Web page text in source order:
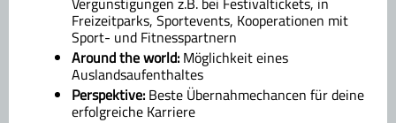
Freizeitparks, Sportevents, Kooperationen mit
Sport- und Fitnesspartnern
Around the world: Möglichkeit eines
Auslandsaufenthaltes
Perspektive: Beste Übernahmechancen für deine
erfolgreiche Karriere